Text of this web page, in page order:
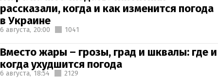
рассказали, когда и как изменится погода
в Украине
6 августа, 20:00 1041
Вместо жары – грозы, град и шквалы: где и
когда ухудшится погода
6 августа, 18:54 2129